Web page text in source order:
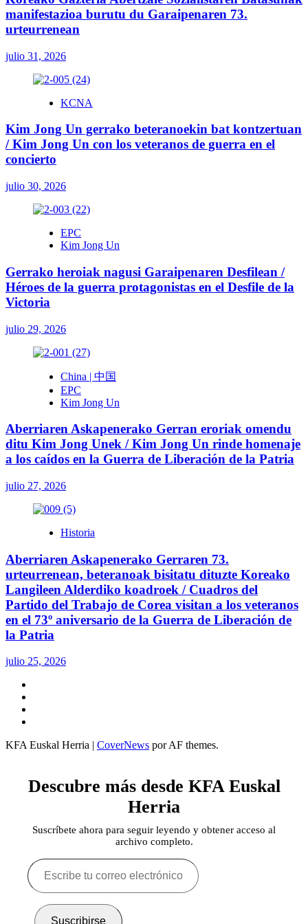
manifestazioa burutu du Garaipenaren 73.
urteurrenean
julio 31, 2026
KCNA
Kim Jong Un gerrako beteranoekin bat kontzertuan
/ Kim Jong Un con los veteranos de guerra en el
concierto
julio 30, 2026
EPC
Kim Jong Un
Gerrako heroiak nagusi Garaipenaren Desfilean /
Héroes de la guerra protagonistas en el Desfile de la
Victoria
julio 29, 2026
China | 中国
EPC
Kim Jong Un
Aberriaren Askapenerako Gerran eroriak omendu
ditu Kim Jong Unek / Kim Jong Un rinde homenaje
a los caídos en la Guerra de Liberación de la Patria
julio 27, 2026
Historia
Aberriaren Askapenerako Gerraren 73.
urteurrenean, beteranoak bisitatu dituzte Koreako
Langileen Alderdiko koadroek / Cuadros del
Partido del Trabajo de Corea visitan a los veteranos
en el 73º aniversario de la Guerra de Liberación de
la Patria
julio 25, 2026
KFA Euskal Herria | CoverNews por AF themes.
Descubre más desde KFA Euskal
Herria
Suscríbete ahora para seguir leyendo y obtener acceso al
archivo completo.
Escribe
tu
correo
Suscribirse